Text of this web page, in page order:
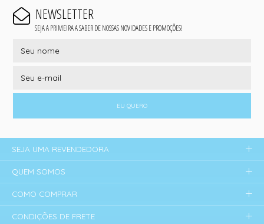
NEWSLETTER
SEJA A PRIMEIRA A SABER DE NOSSAS NOVIDADES E PROMOÇÕES!
EU QUERO
SEJA UMA REVENDEDORA
QUEM SOMOS
COMO COMPRAR
CONDIÇÕES DE FRETE